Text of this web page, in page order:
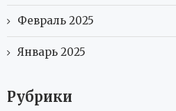
Февраль 2025
Январь 2025
Рубрики